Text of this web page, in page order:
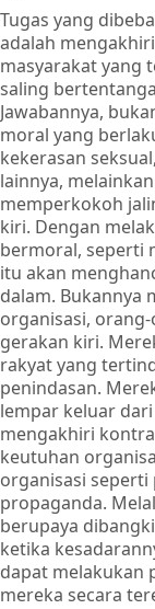
Tugas yang
adalah
masyarakat yang
saling
Jawabannya,
moral yang
kekerasan
lainnya,
memperkokoh
kiri. Dengan
bermoral, seperti
itu akan
dalam. Bukannya
organisasi,
gerakan kiri.
rakyat yang
penindasan.
lempar keluar
mengakhiri
keutuhan
organisasi
propaganda.
berupaya
ketika
dapat melakukan
mereka secara